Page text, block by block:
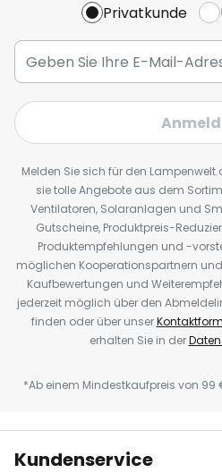
Privatkunde
Melden Sie sich für den
sie tolle Angebote aus dem
Ventilatoren, Solaranlagen und
Gutscheine, Produktpreis-
Produktempfehlungen und -
möglichen Kooperationspartnern
Kaufbewertungen und
jederzeit möglich über den
finden oder über unser
erhalten Sie in der
*Ab einem Mindestkaufpreis von
Kundenservice